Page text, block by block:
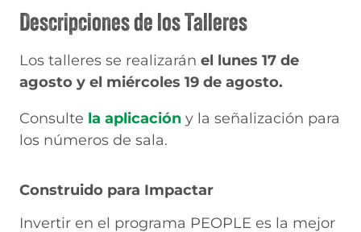
Descripciones de los Talleres
Los talleres se realizarán el lunes 17 de
agosto y el miércoles 19 de agosto.
Consulte la aplicación y la señalización para
los números de sala.
Construido para Impactar
Invertir en el programa PEOPLE es la mejor